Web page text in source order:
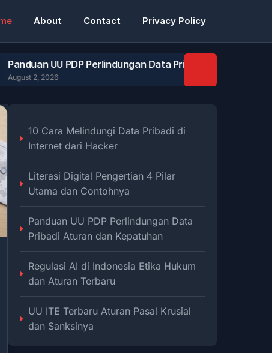
About Contact Privacy Policy
UU PDP Perlindungan Data Pribadi Aturan dan Kepatuhan
10 Cara Melindungi Data Pribadi di
Internet dari Hacker
Literasi Digital Pengertian 4 Pilar
Utama dan Contohnya
Panduan UU PDP Perlindungan Data
Pribadi Aturan dan Kepatuhan
Regulasi AI di Indonesia Etika Hukum
dan Aturan Terbaru
UU ITE Terbaru Aturan Pasal Krusial
dan Sanksinya